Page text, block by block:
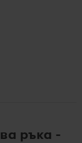
ръка -